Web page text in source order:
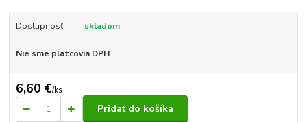
Dostupnosť skladom
Nie sme platcovia DPH
6,60 €/ks
Pridať do košíka